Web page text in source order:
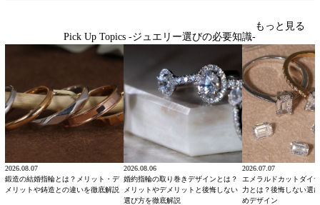
Pick Up Topics -ジュエリー選びの必要知識-
もっと見る
2026.08.07
鍛造の結婚指輪とは？メリット・デ
メリットや鋳造との違いを徹底解説
2026.08.06
婚約指輪の取り巻きデザインとは？
メリットやデメリットと後悔しない
選び方を徹底解説
2026.07.07
エメラルドカットダイ
力とは？後悔しない選
めデザイン